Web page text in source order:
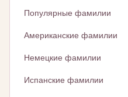
Популярные фамилии
Американские фамилии
Немецкие фамилии
Испанские фамилии